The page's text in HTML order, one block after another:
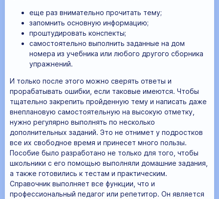
еще раз внимательно прочитать тему;
запомнить основную информацию;
проштудировать конспекты;
самостоятельно выполнить заданные на дом
номера из учебника или любого другого сборника
упражнений.
И только после этого можно сверять ответы и
прорабатывать ошибки, если таковые имеются. Чтобы
тщательно закрепить пройденную тему и написать даже
внеплановую самостоятельную на высокую отметку,
нужно регулярно выполнять по несколько
дополнительных заданий. Это не отнимет у подростков
все их свободное время и принесет много пользы.
Пособие было разработано не только для того, чтобы
школьники с его помощью выполняли домашние задания,
а также готовились к тестам и практическим.
Справочник выполняет все функции, что и
профессиональный педагог или репетитор. Он является